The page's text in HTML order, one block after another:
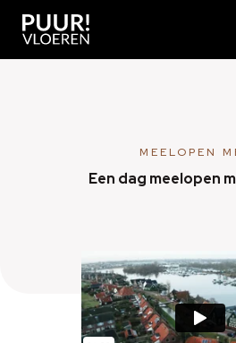
MEELOPEN
Een dag meelopen